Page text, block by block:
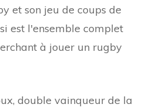
et son jeu de coups de
est l'ensemble complet
à jouer un rugby
double vainqueur de la